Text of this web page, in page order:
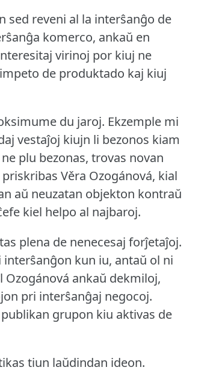
sed reveni al la interŝanĝo de
komerco, ankaŭ en
virinoj por kiuj ne
de produktado kaj kiuj
du jaroj. Ekzemple mi
vestaĵoj kiujn li bezonos kiam
plu bezonas, trovas novan
Věra Ozogánová, kial
aŭ neuzatan objekton kontraŭ
kiel helpo al najbaroj.
plena de nenecesaj forĵetaĵoj.
interŝanĝon kun iu, antaŭ ol ni
Ozogánová ankaŭ dekmiloj,
pri interŝanĝaj negocoj.
grupon kiu aktivas de
tiun laŭdindan ideon.